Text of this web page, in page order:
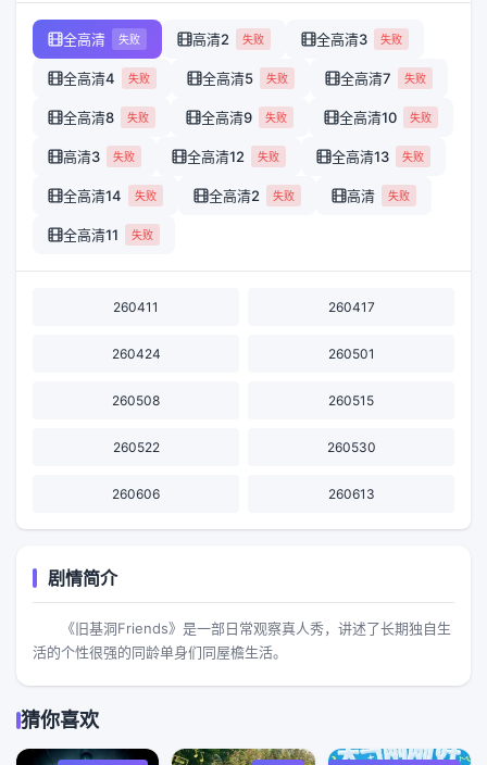
全高清 失败 高清2 失败 全高清3 失败
全高清4 失败 全高清5 失败 全高清7 失败
全高清8 失败 全高清9 失败 全高清10 失败
高清3 失败 全高清12 失败 全高清13 失败
全高清14 失败 全高清2 失败 高清 失败
全高清11 失败
260411 260417
260424 260501
260508 260515
260522 260530
260606 260613
剧情简介
《旧基洞Friends》是一部日常观察真人秀，讲述了长期独自生
活的个性很强的同龄单身们同屋檐生活。
猜你喜欢